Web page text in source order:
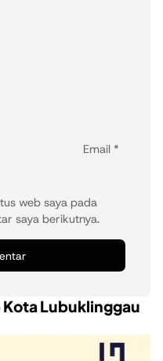
Email *
web saya pada
saya berikutnya.
Lubuklinggau